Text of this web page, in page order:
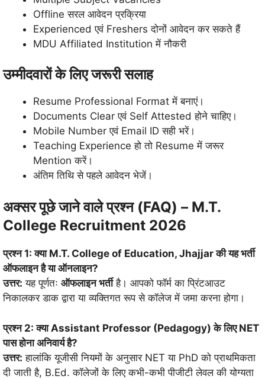
Offline सरल आवेदन प्रक्रिया
Experienced एवं Freshers दोनों आवेदन कर सकते हैं
MDU Affiliated Institution में नौकरी
उम्मीदवारों के लिए जरूरी सलाह
Resume Professional Format में बनाएं।
Documents Clear एवं Self Attested होने चाहिए।
Mobile Number एवं Email ID सही भरें।
Teaching Experience हो तो Resume में जरूर
Mention करें।
अंतिम तिथि से पहले आवेदन भेजें।
अक्सर पूछे जाने वाले प्रश्न (FAQ) – M.T.
College Recruitment 2026
प्रश्न 1: क्या M.T. College of Education, Jhajjar की यह भर्ती
ऑफलाइन है या ऑनलाइन?
उत्तर: यह पूर्णतः ऑफलाइन भर्तीहै। आपको फॉर्म का प्रिंटआउट
निकालकर डाक द्वारा या व्यक्तिगत रूप से कॉलेज में जमा करना होगा।
प्रश्न 2: क्या Assistant Professor (Pedagogy) के लिए NET
पास होना अनिवार्य है?
उत्तर: हालांकि यूजीसी नियमों के अनुसार NET या PhD को प्राथमिकता
दी जाती है, B.Ed. कॉलेजों के लिए कभी-कभी पीजीटी लेवल की योग्यता